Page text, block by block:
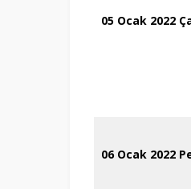
05 Ocak 2022
06 Ocak 2022